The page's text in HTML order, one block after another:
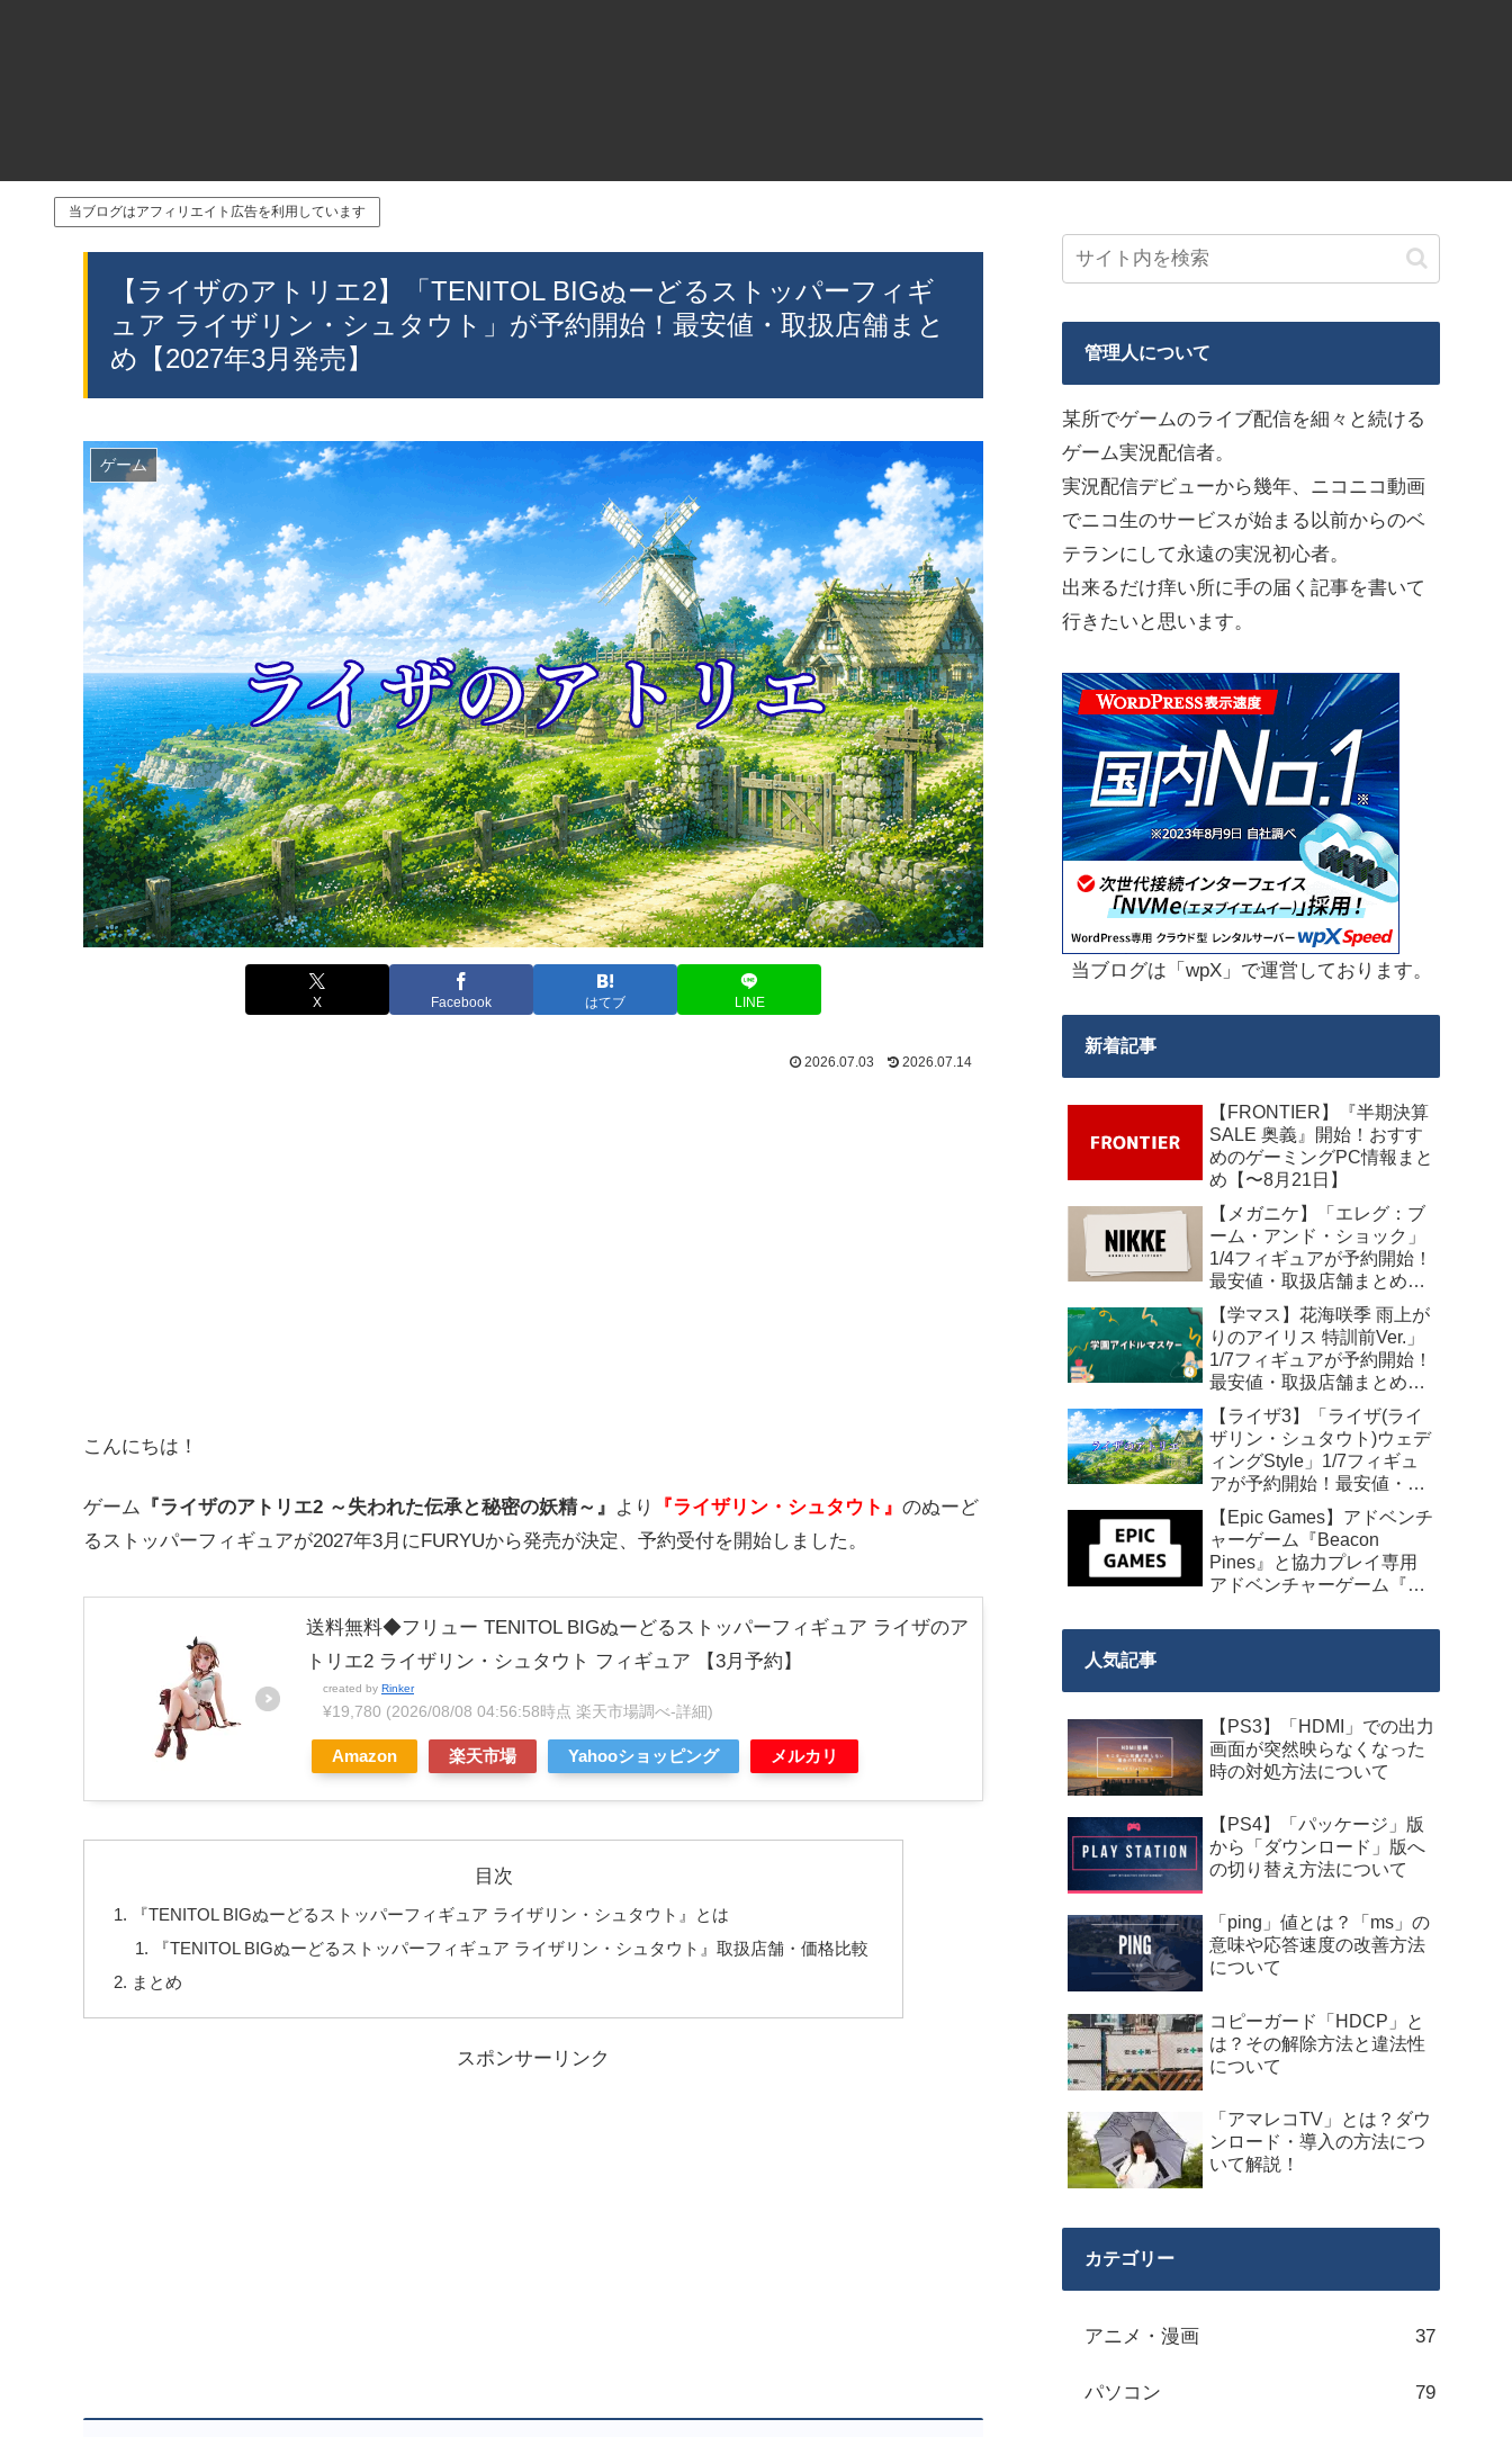
当ブログはアフィリエイト広告を利用しています
【ライザのアトリエ2】「TENITOL BIGぬーどるストッパーフィギ
ュア ライザリン・シュタウト」が予約開始！最安値・取扱店舗まと
め【2027年3月発売】
ゲーム
X Facebook はてブ LINE
2026.07.03 2026.07.14
こんにちは！
ゲーム 『ライザのアトリエ2 ～失われた伝承と秘密の妖精～』 より 『ライザリン・シュタウト 』 のぬーど
るストッパーフィギュアが2027年3月にFURYUから発売が決定、予約受付を開始しました。
送料無料◆フリュー TENITOL BIGぬーどるストッパーフィギュア ライザのア
トリエ2 ライザリン・シュタウト フィギュア 【3月予約】
created by Rinker
¥19,780 (2026/08/08 04:56:58時点 楽天市場調べ-詳細)
Amazon 楽天市場 Yahooショッピング メルカリ
目次
『TENITOL BIGぬーどるストッパーフィギュア ライザリン・シュタウト』とは
『TENITOL BIGぬーどるストッパーフィギュア ライザリン・シュタウト』取扱店舗・価格比較
まとめ
スポンサーリンク
管理人について
某所でゲームのライブ配信を細々と続ける
ゲーム実況配信者。
実況配信デビューから幾年、ニコニコ動画
でニコ生のサービスが始まる以前からのベ
テランにして永遠の実況初心者。
出来るだけ痒い所に手の届く記事を書いて
行きたいと思います。
当ブログは「wpX」で運営しております。
新着記事
【FRONTIER】『半期決算
SALE 奥義』開始！おすす
めのゲーミングPC情報まと
め【〜8月21日】
【メガニケ】「エレグ：ブ
ーム・アンド・ショック」
1/4フィギュアが予約開始！
最安値・取扱店舗まとめ
【2027年10月発売】
【学マス】花海咲季 雨上が
りのアイリス 特訓前Ver.」
1/7フィギュアが予約開始！
最安値・取扱店舗まとめ
【2027年4月発売】
【ライザ3】「ライザ(ライ
ザリン・シュタウト)ウェデ
ィングStyle」1/7フィギュ
アが予約開始！最安値・取
扱店舗まとめ【2027年4月
発売】
【Epic Games】アドベンチ
ャーゲーム『Beacon
Pines』と協力プレイ専用
アドベンチャーゲーム『We
料配布が来週2026年8月14
人気記事
【PS3】「HDMI」での出力
画面が突然映らなくなった
時の対処方法について
【PS4】「パッケージ」版
から「ダウンロード」版へ
の切り替え方法について
「ping」値とは？「ms」の
意味や応答速度の改善方法
について
コピーガード「HDCP」と
は？その解除方法と違法性
について
「アマレコTV」とは？ダウ
ンロード・導入の方法につ
いて解説！
カテゴリー
アニメ・漫画 37
パソコン 79